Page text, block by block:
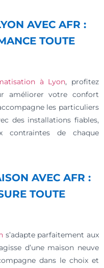
AVEC AFR :
TOUTE
à Lyon, profitez
améliorer votre confort
les particuliers
des installations fiables,
contraintes de chaque
AVEC AFR :
TOUTE
s’adapte parfaitement aux
d’une maison neuve
dans le choix et